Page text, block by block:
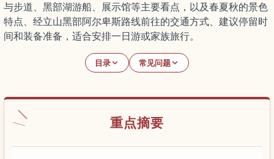
与步道、黑部湖游船、展示馆等主要看点，以及春夏秋的景色
特点、经立山黑部阿尔卑斯路线前往的交通方式、建议停留时
间和装备准备，适合安排一日游或家族旅行。
目录 常见问题
重点摘要